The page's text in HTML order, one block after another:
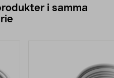
i samma